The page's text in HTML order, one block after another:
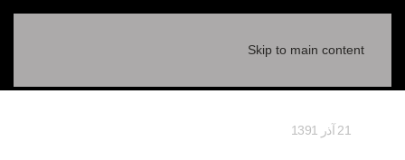
Skip to main content
21 آذر 1391